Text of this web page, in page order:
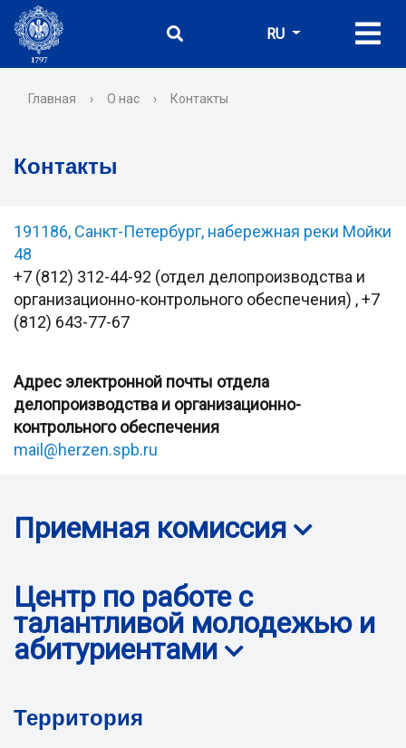
RU
Главная › О нас › Контакты
Контакты
191186, Санкт-Петербург, набережная реки Мойки
48
+7 (812) 312-44-92 (отдел делопроизводства и
организационно-контрольного обеспечения) , +7
(812) 643-77-67
Адрес электронной почты отдела
делопроизводства и организационно-
контрольного обеспечения
mail@herzen.spb.ru
Приемная комиссия
Центр по работе с
талантливой молодежью и
абитуриентами
Территория